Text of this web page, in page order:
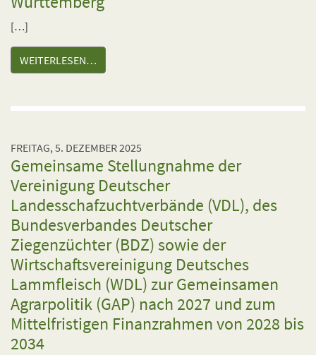
[…]
WEITERLESEN…
FREITAG, 5. DEZEMBER 2025
Gemeinsame Stellungnahme der
Vereinigung Deutscher
Landesschafzuchtverbände (VDL), des
Bundesverbandes Deutscher
Ziegenzüchter (BDZ) sowie der
Wirtschaftsvereinigung Deutsches
Lammfleisch (WDL) zur Gemeinsamen
Agrarpolitik (GAP) nach 2027 und zum
Mittelfristigen Finanzrahmen von 2028 bis
2034